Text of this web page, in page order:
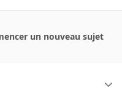
un nouveau sujet